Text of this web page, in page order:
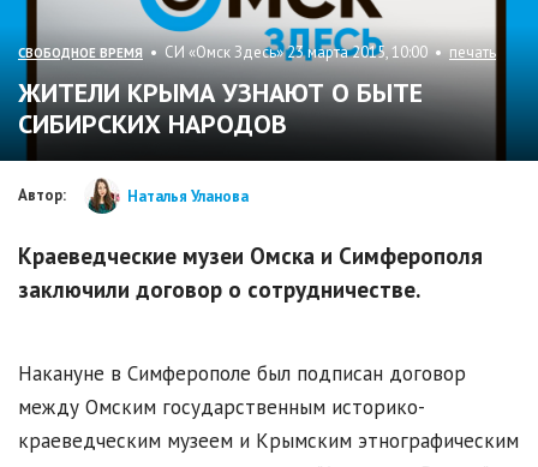
СВОБОДНОЕ ВРЕМЯ • СИ «Омск Здесь» 23 марта 2015, 10:00 • печать
ЖИТЕЛИ КРЫМА УЗНАЮТ О БЫТЕ
СИБИРСКИХ НАРОДОВ
Автор: Наталья Уланова
Краеведческие музеи Омска и Симферополя
заключили договор о сотрудничестве.
Накануне в Симферополе был подписан договор
между Омским государственным историко-
краеведческим музеем и Крымским этнографическим